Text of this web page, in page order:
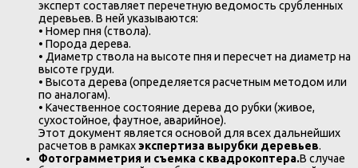
эксперт составляет перечетную ведомость срубленных
деревьев. В ней указываются:
• Номер пня (ствола).
• Порода дерева.
• Диаметр ствола на высоте пня и пересчет на диаметр на
высоте груди.
• Высота дерева (определяется расчетным методом или
по аналогам).
• Качественное состояние дерева до рубки (живое,
сухостойное, фаутное, аварийное).
Этот документ является основой для всех дальнейших
расчетов в рамкахэкспертиза вырубки деревьев.
Фотограмметрия и съемка с квадрокоптера.В случае